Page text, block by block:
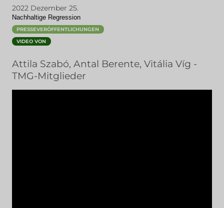
2022 Dezember 25.
Nachhaltige Regression
PRESSEVERÖFFENTLICHUNGEN
VIDEO VON
Attila Szabó, Antal Berente, Vitália Víg -
TMG-Mitglieder